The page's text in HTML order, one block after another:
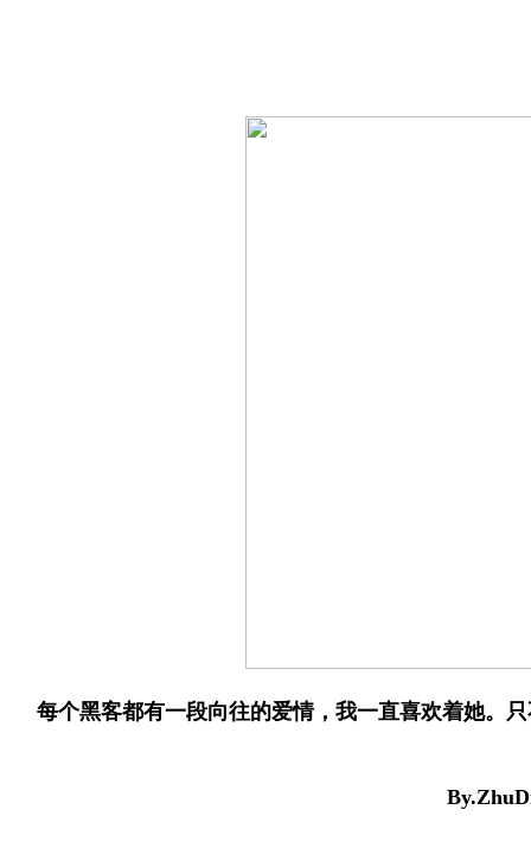
每个黑客都有一段向往的爱情，我一直喜欢着她。